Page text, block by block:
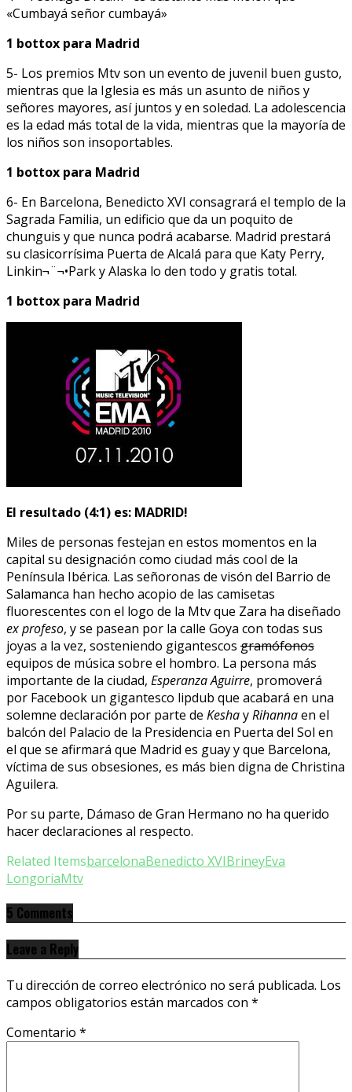
«Cumbayá señor cumbayá»
1 bottox para Madrid
5- Los premios Mtv son un evento de juvenil buen gusto,
mientras que la Iglesia es más un asunto de niños y
señores mayores, así juntos y en soledad. La adolescencia
es la edad más total de la vida, mientras que la mayoría de
los niños son insoportables.
1 bottox para Madrid
6- En Barcelona, Benedicto XVI consagrará el templo de la
Sagrada Familia, un edificio que da un poquito de
chunguis y que nunca podrá acabarse. Madrid prestará
su clasicorrísima Puerta de Alcalá para que Katy Perry,
Linkin¬¨¬•Park y Alaska lo den todo y gratis total.
1 bottox para Madrid
El resultado (4:1) es: MADRID!
Miles de personas festejan en estos momentos en la
capital su designación como ciudad más cool de la
Península Ibérica. Las señoronas de visón del Barrio de
Salamanca han hecho acopio de las camisetas
fluorescentes con el logo de la Mtv que Zara ha diseñado
ex profeso, y se pasean por la calle Goya con todas sus
joyas a la vez, sosteniendo gigantescos gramófonos
equipos de música sobre el hombro. La persona más
importante de la ciudad, Esperanza Aguirre, promoverá
por Facebook un gigantesco lipdub que acabará en una
solemne declaración por parte de KeshayRihannaen el
balcón del Palacio de la Presidencia en Puerta del Sol en
el que se afirmará que Madrid es guay y que Barcelona,
víctima de sus obsesiones, es más bien digna de Christina
Aguilera.
Por su parte, Dámaso de Gran Hermano no ha querido
hacer declaraciones al respecto.
Related ItemsbarcelonaBenedicto XVIBrineyEva
LongoriaMtv
5 Comments
Leave a Reply
Tu dirección de correo electrónico no será publicada. Los
campos obligatorios están marcados con *
Comentario *